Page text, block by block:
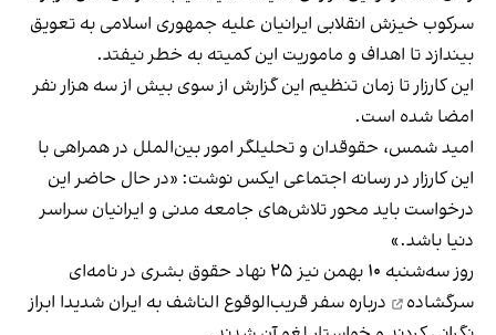
سرکوب خیزش انقلابی ایرانیان علیه جمهوری اسلامی به تعویق
بیندازد تا اهداف و ماموریت این کمیته به خطر نیفتد.
اینکارزارتا زمان تنظیم این گزارش از سوی بیش از سه هزار نفر
امضا شده است.
امید شمس، حقوقدان و تحلیلگر امور بین‌الملل در همراهی با
این کارزار در رسانه اجتماعی ایکس نوشت: «در حال حاضر این
درخواست باید محور تلاش‌های جامعه مدنی و ایرانیان سراسر
دنیا باشد.»
روز سه‌شنبه ۱۰ بهمن نیز ۲۵ نهاد حقوق بشری در
نامه‌ای
سرگشاده
درباره سفر قریب‌الوقوع الناشف به ایران شدیدا ابراز